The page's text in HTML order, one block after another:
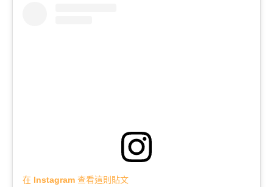
在 Instagram 查看這則貼文